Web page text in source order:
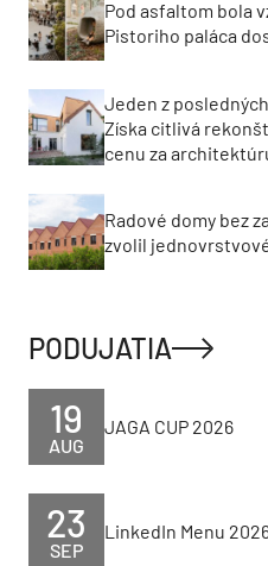
Pod asfaltom bola
Pistoriho paláca
Jeden z
Získa citlivá
cenu za
Radové domy bez
zvolil
PODUJATIA
AUG
19 JAGA CUP 2026
SEP
23 LinkedIn Menu